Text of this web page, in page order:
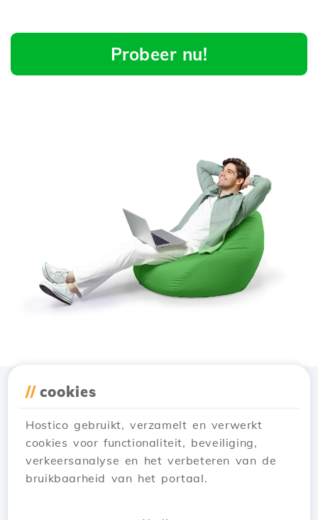
Probeer nu!
// cookies
Hostico gebruikt, verzamelt en verwerkt
cookies voor functionaliteit, beveiliging,
verkeersanalyse en het verbeteren van de
bruikbaarheid van het portaal.
Download de app